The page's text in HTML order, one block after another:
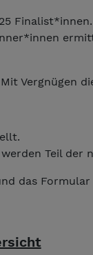
Vergnügen
Teil der
das